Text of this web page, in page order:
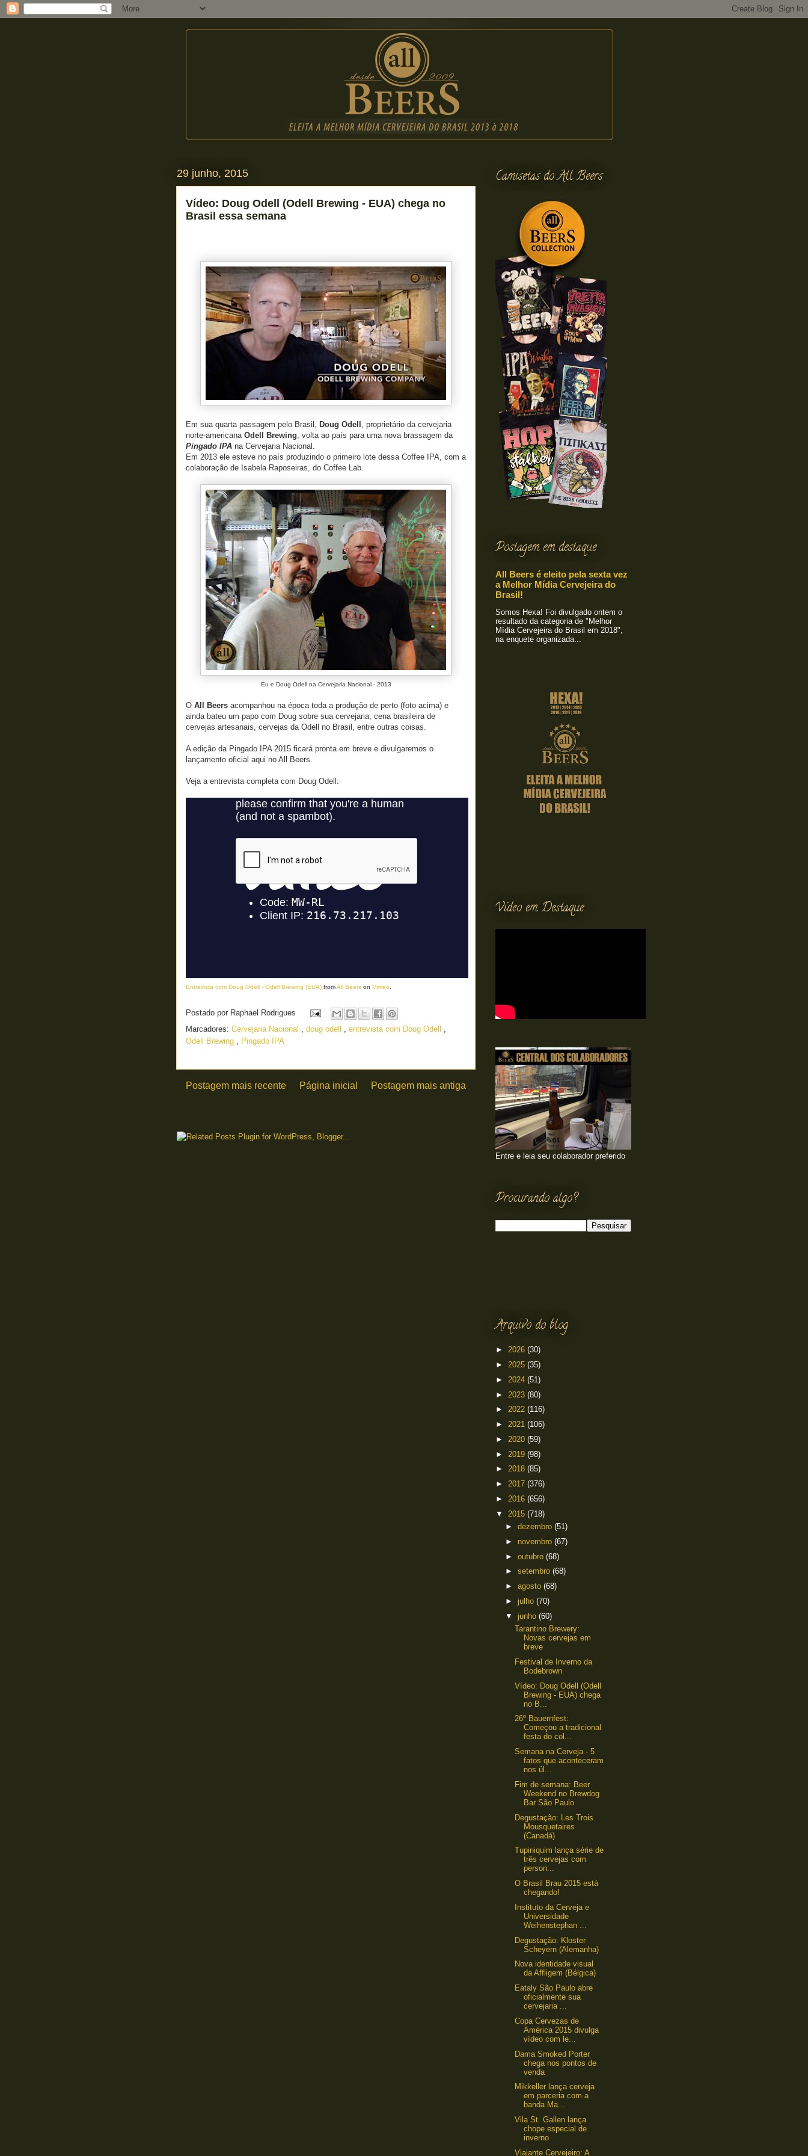
29 junho, 2015
Vídeo: Doug Odell (Odell Brewing - EUA) chega no
Brasil essa semana
Em sua quarta passagem pelo Brasil, Doug Odell , proprietário da cervejaria
norte-americana Odell Brewing, volta ao país para uma nova brassagem da
Pingado IPA na Cervejaria Nacional.
Em 2013 ele esteve no país produzindo o primeiro lote dessa Coffee IPA, com a
colaboração de Isabela Raposeiras, do Coffee Lab.
Eu e Doug Odell na Cervejaria Nacional - 2013
O All Beers acompanhou na época toda a produção de perto (foto acima) e
ainda bateu um papo com Doug sobre sua cervejaria, cena brasileira de
cervejas artesanais, cervejas da Odell no Brasil, entre outras coisas.
A edição da Pingado IPA 2015 ficará pronta em breve e divulgaremos o
lançamento oficial aqui no All Beers.
Veja a entrevista completa com Doug Odell:
Entrevista com Doug Odell - Odell Brewing (EUA) fromAll Beers on Vimeo
Postado por Raphael Rodrigues
Marcadores: Cervejaria Nacional , doug odell , entrevista com Doug Odell ,
Odell Brewing , Pingado IPA
Postagem mais recente Postagem mais antiga
Página inicial
Camisetas do All Beers
Postagem em destaque
All Beers é eleito pela sexta vez
a Melhor Mídia Cervejeira do
Brasil!
Somos Hexa! Foi divulgado ontem o
resultado da categoria de "Melhor
Mídia Cervejeira do Brasil em 2018",
na enquete organizada...
Vídeo em Destaque
Entre e leia seu colaborador preferido
Procurando algo?
Arquivo do blog
► 2026 (30)
► 2025 (35)
► 2024 (51)
► 2023 (80)
► 2022 (116)
► 2021 (106)
► 2020 (59)
► 2019 (98)
► 2018 (85)
► 2017 (376)
► 2016 (656)
▼ 2015 (718)
► dezembro (51)
► novembro (67)
► outubro (68)
► setembro (68)
► agosto (68)
► julho (70)
▼ junho (60)
Tarantino Brewery:
Novas cervejas em
breve
Festival de Inverno da
Bodebrown
Vídeo: Doug Odell (Odell
Brewing - EUA) chega
no B...
26º Bauernfest:
Começou a tradicional
festa do col...
Semana na Cerveja - 5
fatos que aconteceram
nos úl...
Fim de semana: Beer
Weekend no Brewdog
Bar São Paulo
Degustação: Les Trois
Mousquetaires
(Canadá)
Tupiniquim lança série de
três cervejas com
person...
O Brasil Brau 2015 está
chegando!
Instituto da Cerveja e
Universidade
Weihenstephan ...
Degustação: Kloster
Scheyern (Alemanha)
Nova identidade visual
da Affligem (Bélgica)
Eataly São Paulo abre
oficialmente sua
cervejaria ...
Copa Cervezas de
América 2015 divulga
vídeo com le...
Dama Smoked Porter
chega nos pontos de
venda
Mikkeller lança cerveja
em parceria com a
banda Ma...
Vila St. Gallen lança
chope especial de
inverno
Viajante Cervejeiro: A